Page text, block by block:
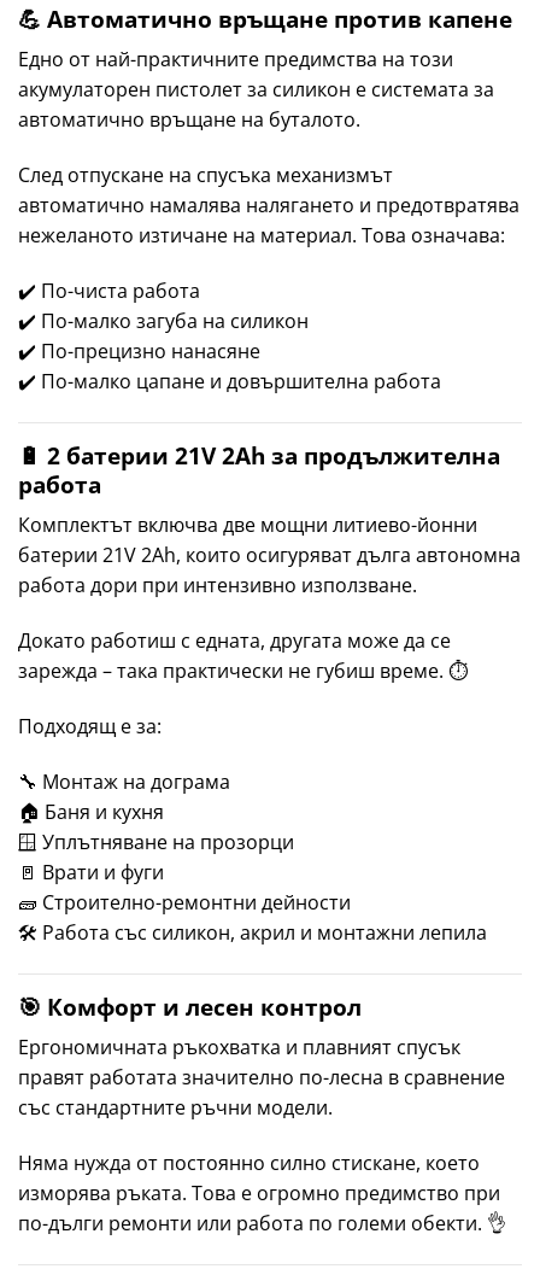
💪 Автоматично връщане против капене
Едно от най-практичните предимства на този
акумулаторен пистолет за силикон е системата за
автоматично връщане на буталото.
След отпускане на спусъка механизмът
автоматично намалява налягането и предотвратява
нежеланото изтичане на материал. Това означава:
✔️ По-чиста работа
✔️ По-малко загуба на силикон
✔️ По-прецизно нанасяне
✔️ По-малко цапане и довършителна работа
🔋 2 батерии 21V 2Ah за продължителна
работа
Комплектът включва две мощни литиево-йонни
батерии 21V 2Ah, които осигуряват дълга автономна
работа дори при интензивно използване.
Докато работиш с едната, другата може да се
зарежда – така практически не губиш време. ⏱️
Подходящ е за:
🔧 Монтаж на дограма
🏠 Баня и кухня
🪟 Уплътняване на прозорци
🚪 Врати и фуги
🧱 Строително-ремонтни дейности
🛠️ Работа със силикон, акрил и монтажни лепила
🎯 Комфорт и лесен контрол
Ергономичната ръкохватка и плавният спусък
правят работата значително по-лесна в сравнение
със стандартните ръчни модели.
Няма нужда от постоянно силно стискане, което
изморява ръката. Това е огромно предимство при
по-дълги ремонти или работа по големи обекти. 👌